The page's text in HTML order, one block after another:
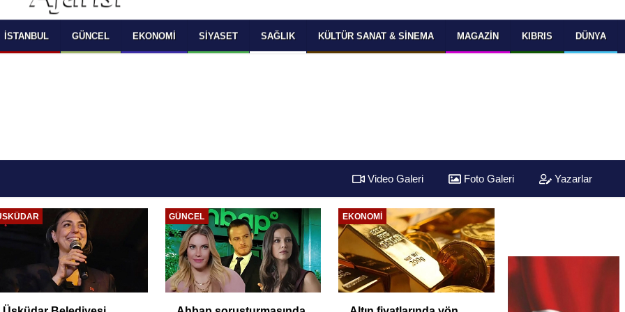
SELECT LANGUAGE YOU WOULD TO READ
OKUMAK İSTEDİĞİNİZ DİLİ SEÇİNİZ
Powered by
Translate
İSTANBUL GÜNCEL EKONOMI SIYASET SAĞLIK KÜLTÜR SANAT & SINEMA MAGAZIN KIBRIS DÜNYA
Video Galeri Foto Galeri Yazarlar
GÜNCEL EKONOMI